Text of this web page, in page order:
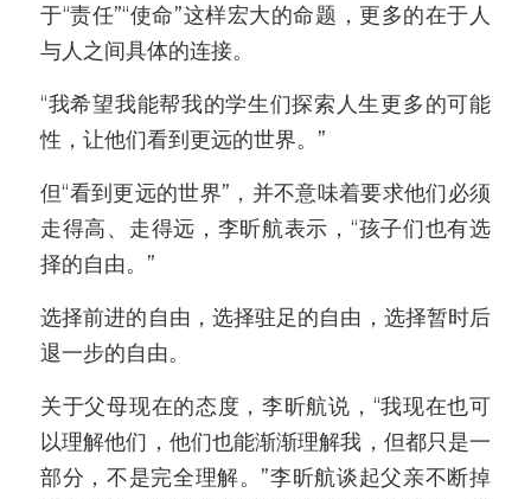
于“责任”“使命”这样宏大的命题，更多的在于人
与人之间具体的连接。
“我希望我能帮我的学生们探索人生更多的可能
性，让他们看到更远的世界。”
但“看到更远的世界”，并不意味着要求他们必须
走得高、走得远，李昕航表示，“孩子们也有选
择的自由。”
选择前进的自由，选择驻足的自由，选择暂时后
退一步的自由。
关于父母现在的态度，李昕航说，“我现在也可
以理解他们，他们也能渐渐理解我，但都只是一
部分，不是完全理解。”李昕航谈起父亲不断掉